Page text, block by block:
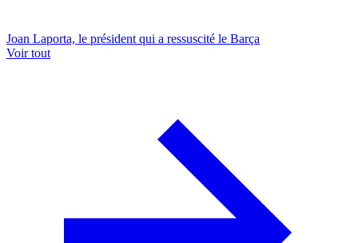
Joan Laporta, le président qui a ressuscité le Barça
Voir tout